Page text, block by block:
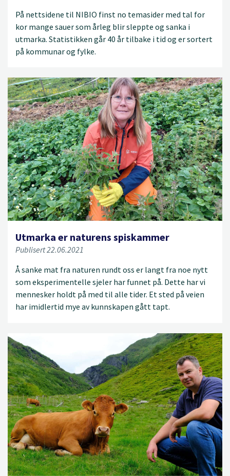
På nettsidene til NIBIO finst no temasider med tal for
kor mange sauer som årleg blir sleppte og sanka i
utmarka. Statistikken går 40 år tilbake i tid og er sortert
på kommunar og fylke.
Utmarka er naturens spiskammer
Publisert 22.06.2021
Å sanke mat fra naturen rundt oss er langt fra noe nytt
som eksperimentelle sjeler har funnet på. Dette har vi
mennesker holdt på med til alle tider. Et sted på veien
har imidlertid mye av kunnskapen gått tapt.